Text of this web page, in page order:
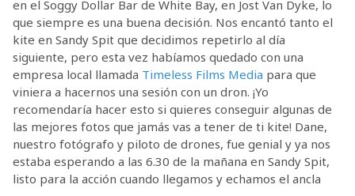
en el Soggy Dollar Bar de White Bay, en Jost Van Dyke, lo
que siempre es una buena decisión. Nos encantó tanto el
kite en Sandy Spit que decidimos repetirlo al día
siguiente, pero esta vez habíamos quedado con una
empresa local llamada Timeless Films Media para que
viniera a hacernos una sesión con un dron. ¡Yo
recomendaría hacer esto si quieres conseguir algunas de
las mejores fotos que jamás vas a tener de ti kite! Dane,
nuestro fotógrafo y piloto de drones, fue genial y ya nos
estaba esperando a las 6.30 de la mañana en Sandy Spit,
listo para la acción cuando llegamos y echamos el ancla